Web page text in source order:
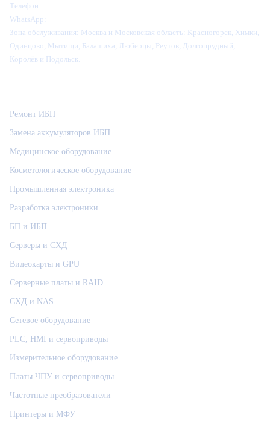
Телефон:
WhatsApp:
Зона обслуживания: Москва и Московская область: Красногорск, Химки,
Одинцово, Мытищи, Балашиха, Люберцы, Реутов, Долгопрудный,
Королёв и Подольск.
Ремонт ИБП
Замена аккумуляторов ИБП
Медицинское оборудование
Косметологическое оборудование
Промышленная электроника
Разработка электроники
БП и ИБП
Серверы и СХД
Видеокарты и GPU
Серверные платы и RAID
СХД и NAS
Сетевое оборудование
PLC, HMI и сервоприводы
Измерительное оборудование
Платы ЧПУ и сервоприводы
Частотные преобразователи
Принтеры и МФУ